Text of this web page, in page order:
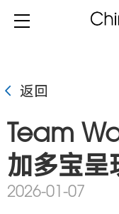
返回
Team
加多宝呈
2026-01-07